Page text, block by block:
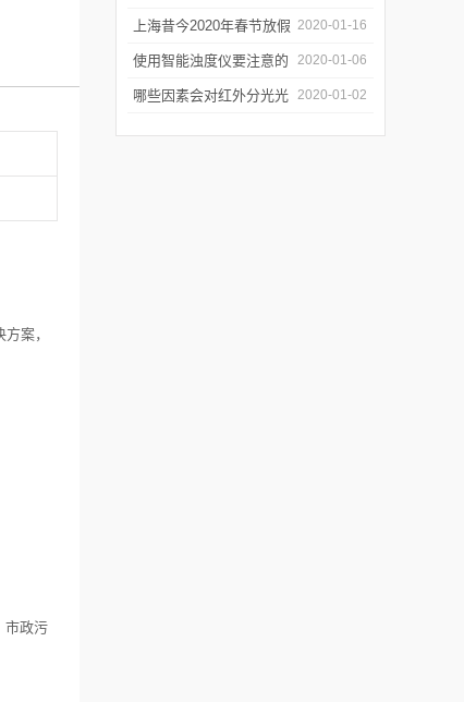
广泛的应用
上海昔今2020年春节放假
通知
2020-01-16
使用智能浊度仪要注意的
几个要点
2020-01-06
哪些因素会对红外分光光 2020-01-02
案，
市政污